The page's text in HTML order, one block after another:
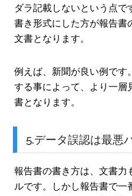
ダラ記載しないという点で
書き形式にした方が報告書
文書となります。
例えば、新聞が良い例です
する事によって、より一層
書となります。
5.データ誤認は最悪
報告書の書き方は、文書力
ルです。しかし報告書で一